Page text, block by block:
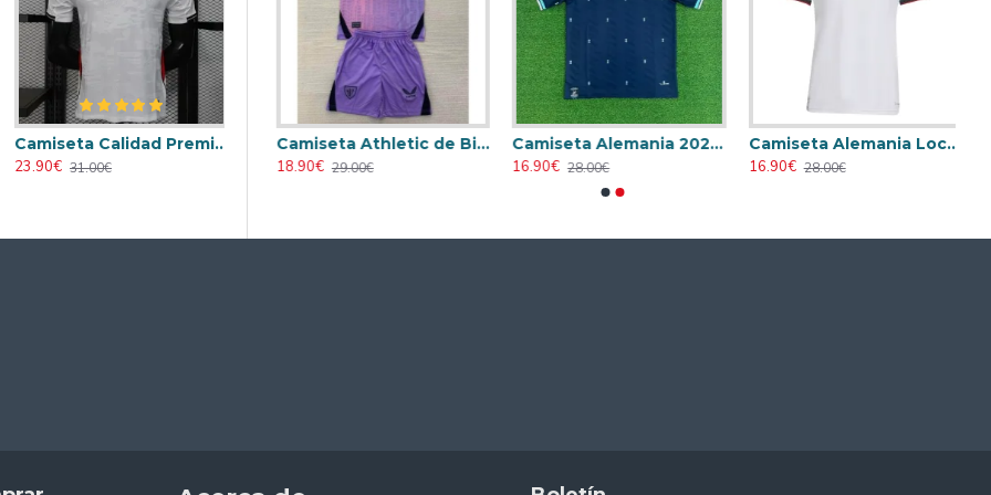
Camiseta Calidad Premium Inglaterra 2026 Versión Jugador Blanco
23.90€
31.00€
23.90€ 31.00€
Camiseta Athletic de Bilbao 2024/2025 Alternativo Niño Kit
18.90€
29.00€
Camiseta Alemania 2026 Azul
16.90€
28.00€
Camiseta Alemania Local Mundial 2026 Blanco Mujer
16.90€
28.00€